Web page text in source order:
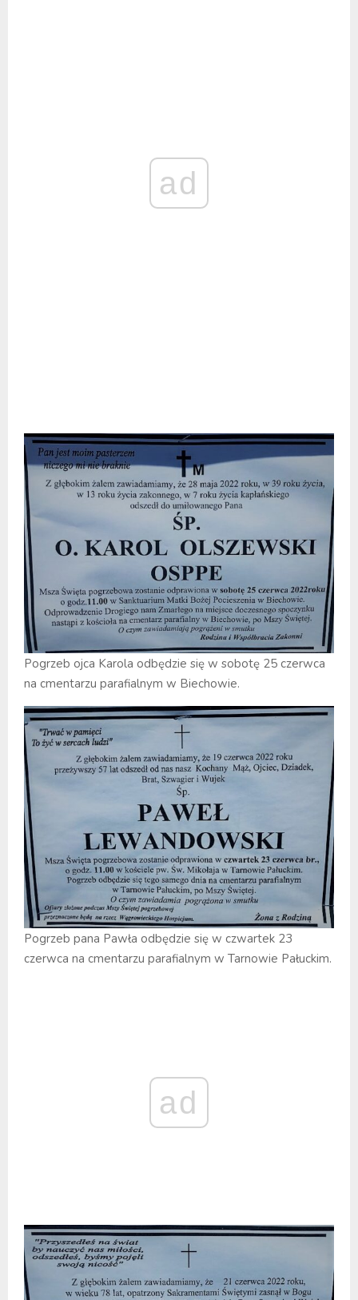
ad
Pogrzeb ojca Karola odbędzie się w sobotę 25 czerwca
na cmentarzu parafialnym w Biechowie.
Pogrzeb pana Pawła odbędzie się w czwartek 23
czerwca na cmentarzu parafialnym w Tarnowie Pałuckim.
ad